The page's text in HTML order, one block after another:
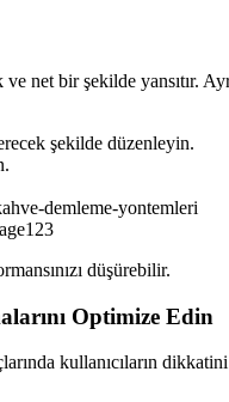
net bir şekilde yansıtır.
şekilde düzenleyin.
demleme-yontemleri
düşürebilir.
Optimize Edin
kullanıcıların